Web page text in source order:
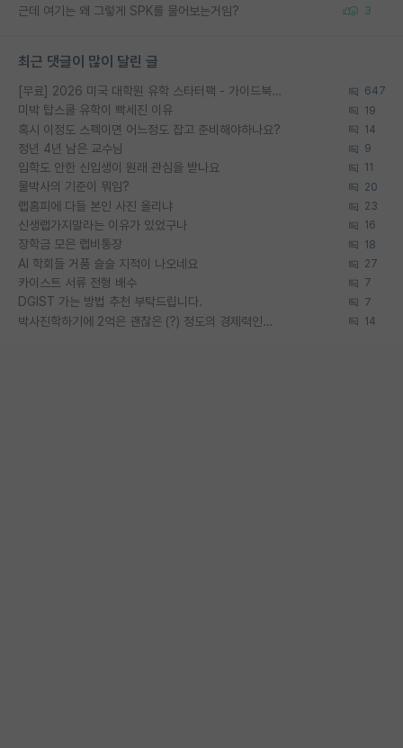
근데 여기는 왜 그렇게 SPK를 물어보는거임? 3
최근 댓글이 많이 달린 글
[무료] 2026 미국 대학원 유학 스타터팩 - 가이드북 & 합격자 컨택메일 템플릿 647
미박 탑스쿨 유학이 빡세진 이유 19
혹시 이정도 스펙이면 어느정도 잡고 준비해야하나요? 14
정년 4년 남은 교수님 9
입학도 안한 신입생이 원래 관심을 받나요 11
물박사의 기준이 뭐임? 20
랩홈피에 다들 본인 사진 올리냐 23
신생랩가지말라는 이유가 있었구나 16
장학금 모은 랩비통장 18
AI 학회들 거품 슬슬 지적이 나오네요 27
카이스트 서류 전형 배수 7
DGIST 가는 방법 추천 부탁드립니다. 7
박사진학하기에 2억은 괜찮은 (?) 정도의 경제력인가요 14